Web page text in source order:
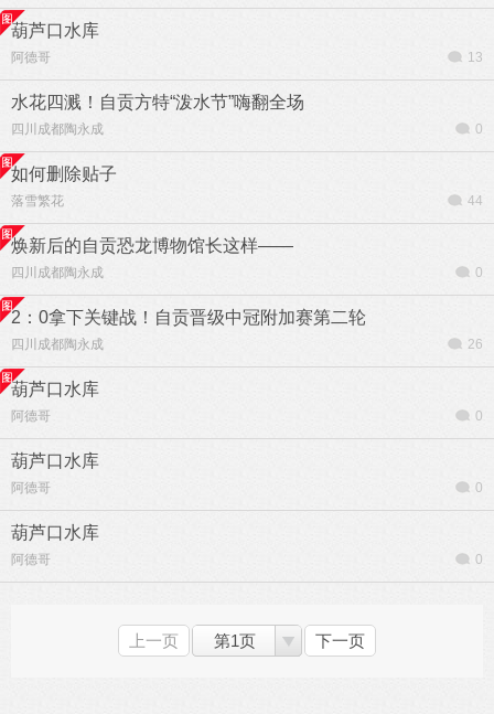
葫芦口水库
阿德哥 13
水花四溅！自贡方特“泼水节”嗨翻全场
四川成都陶永成 0
如何删除贴子
落雪繁花 44
焕新后的自贡恐龙博物馆长这样——
四川成都陶永成 0
2：0拿下关键战！自贡晋级中冠附加赛第二轮
四川成都陶永成 26
葫芦口水库
阿德哥 0
葫芦口水库
阿德哥 0
葫芦口水库
阿德哥 0
上一页 第1页 下一页